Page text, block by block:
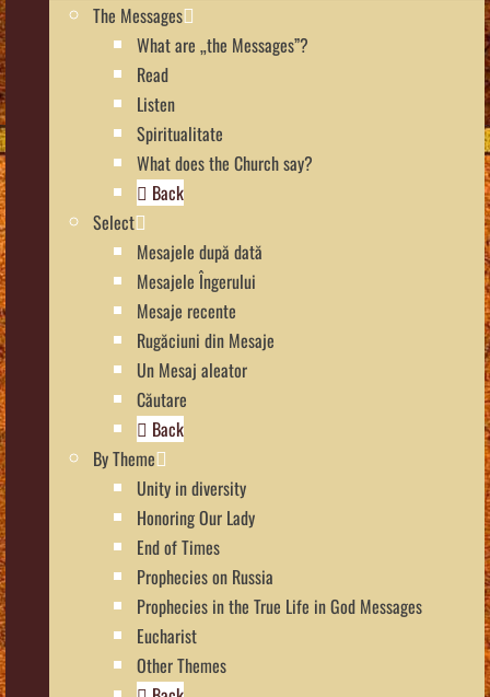
The Messages
What are „the Messages”?
Read
Listen
Spiritualitate
What does the Church say?
Back
Select
Mesajele după dată
Mesajele Îngerului
Mesaje recente
Rugăciuni din Mesaje
Un Mesaj aleator
Căutare
Back
By Theme
Unity in diversity
Honoring Our Lady
End of Times
Prophecies on Russia
Prophecies in the True Life in God Messages
Eucharist
Other Themes